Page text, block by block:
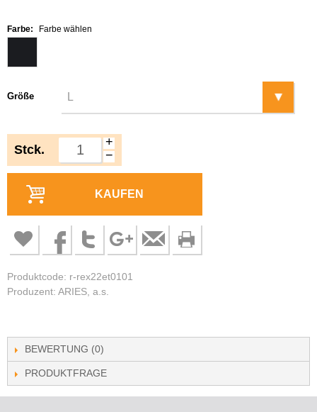
Farbe: Farbe wählen
Größe
Stck.
+
−
KAUFEN
Produktcode: r-rex22et0101
Produzent: ARIES, a.s.
BEWERTUNG (0)
PRODUKTFRAGE